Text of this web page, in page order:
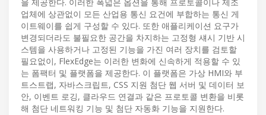
을 제공한다. 이러한 폭넓은 옵션을 통해 프로토콜이나 제조
업체에 상관없이 모든 산업용 통신 요건에 부합하는 통신 게
이트웨이를 쉽게 구성할 수 있다. 또한 애플리케이션 요구가
변경되더라도 불필요한 공간을 차지하는 고정형 섀시 기반 시
스템을 사용하거나 고정된 기능을 가진 여러 장치를 검토할
필요없이, FlexEdge는 이러한 변화에 신속하게 적용할 수 있
는 폼팩터 및 플랫폼을 제공한다. 이 플랫폼은 가상 HMI와 부
트스트랩, 자바스크립트, CSS 지원 첨단 웹 서버 및 데이터 보
안, 이벤트 로깅, 클라우드 연결과 같은 프로토콜 변환을 비롯
해 첨단 네트워킹 기능 및 첨단 자동화 기능을 지원한다.